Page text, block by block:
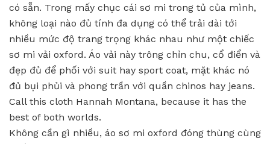
có sẵn. Trong mấy chục cái sơ mi trong tủ của mình,
không loại nào đủ tính đa dụng có thể trải dài tới
nhiều mức độ trang trọng khác nhau như một chiếc
sơ mi vải oxford. Áo vải này trông chỉn chu, cổ điển và
đẹp đủ để phối với suit hay sport coat, mặt khác nó
đủ bụi phủi và phong trần với quần chinos hay jeans.
Call this cloth Hannah Montana, because it has the
best of both worlds.
Không cần gì nhiều, áo sơ mi oxford đóng thùng cùng